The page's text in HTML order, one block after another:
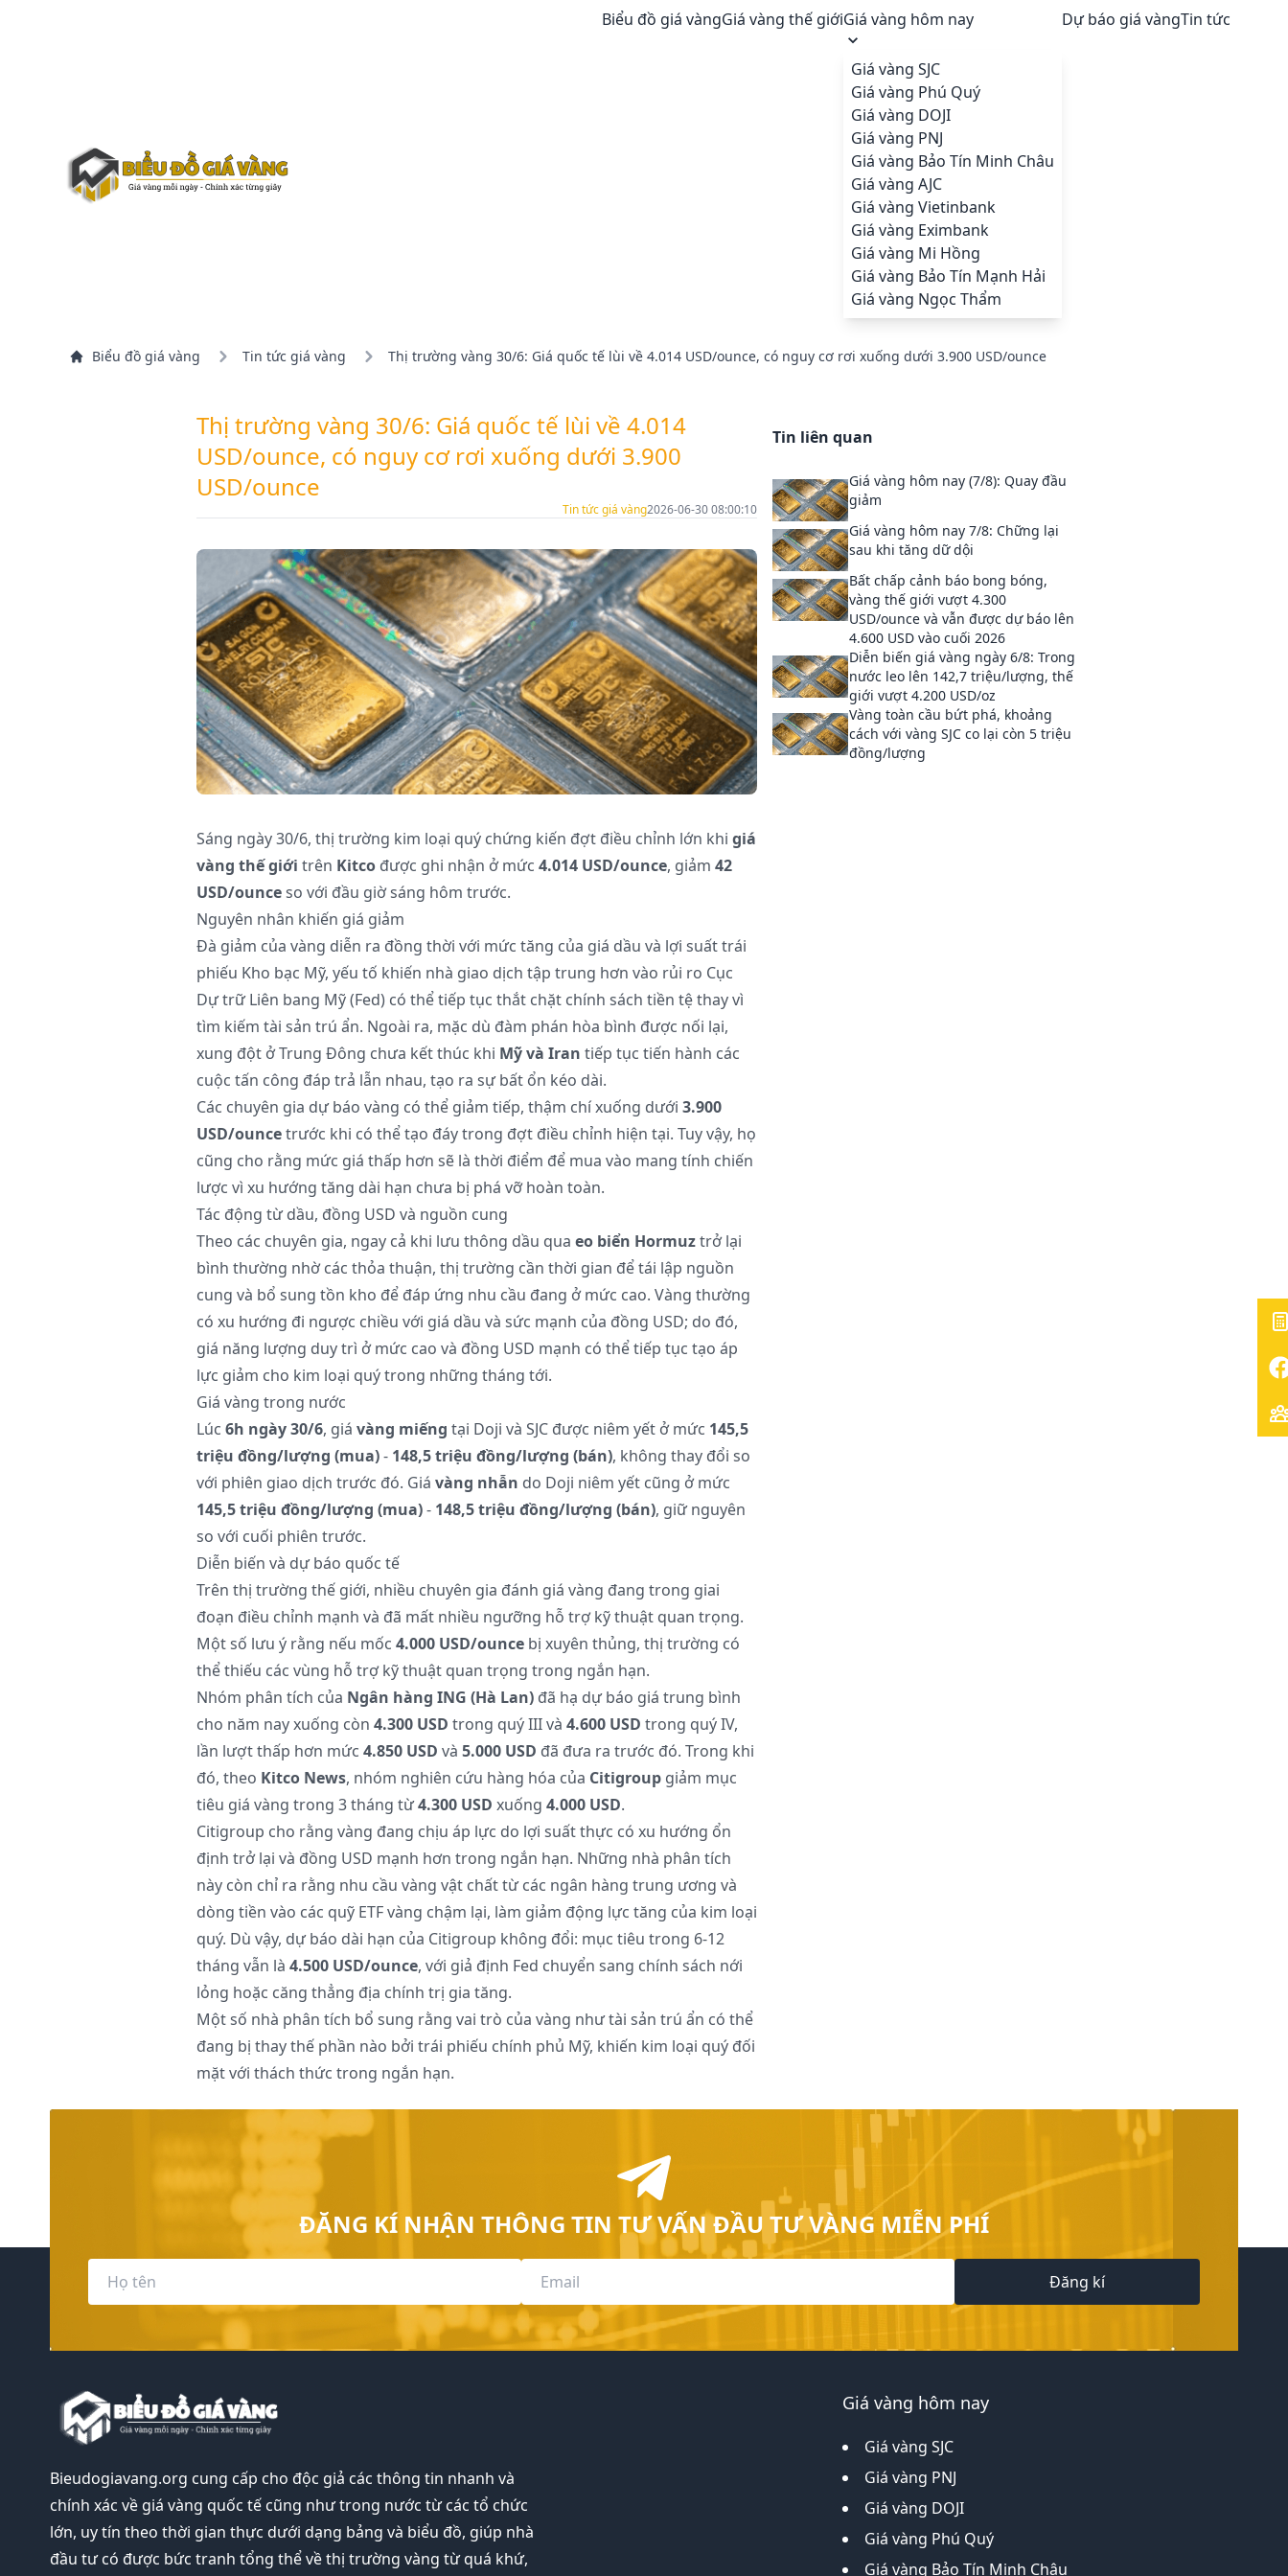
Biểu đồ giá vàngGiá vàng thế giớiGiá vàng hôm nay
Giá vàng SJC
Giá vàng Phú Quý
Giá vàng DOJI
Giá vàng PNJ
Giá vàng Bảo Tín Minh Châu
Giá vàng AJC
Giá vàng Vietinbank
Giá vàng Eximbank
Giá vàng Mi Hồng
Giá vàng Bảo Tín Mạnh Hải
Giá vàng Ngọc Thẩm
Dự báo giá vàngTin tức
Biểu đồ giá vàng Tin tức giá vàng Thị trường vàng 30/6: Giá quốc tế lùi về 4.014 USD/ounce, có nguy cơ rơi xuống dưới 3.900 USD/ounce
Thị trường vàng 30/6: Giá quốc tế lùi về 4.014
USD/ounce, có nguy cơ rơi xuống dưới 3.900
USD/ounce
Tin tức giá vàng2026-06-30 08:00:10
Sáng ngày 30/6, thị trường kim loại quý chứng kiến đợt điều chỉnh lớn khi giá
vàng thế giới trên Kitcođược ghi nhận ở mức 4.014 USD/ounce, giảm 42
USD/ounceso với đầu giờ sáng hôm trước.
Nguyên nhân khiến giá giảm
Đà giảm của vàng diễn ra đồng thời với mức tăng của giá dầu và lợi suất trái
phiếu Kho bạc Mỹ, yếu tố khiến nhà giao dịch tập trung hơn vào rủi ro Cục
Dự trữ Liên bang Mỹ (Fed) có thể tiếp tục thắt chặt chính sách tiền tệ thay vì
tìm kiếm tài sản trú ẩn. Ngoài ra, mặc dù đàm phán hòa bình được nối lại,
xung đột ở Trung Đông chưa kết thúc khi Mỹ và Iran tiếp tục tiến hành các
cuộc tấn công đáp trả lẫn nhau, tạo ra sự bất ổn kéo dài.
Các chuyên gia dự báo vàng có thể giảm tiếp, thậm chí xuống dưới 3.900
USD/ouncetrước khi có thể tạo đáy trong đợt điều chỉnh hiện tại. Tuy vậy, họ
cũng cho rằng mức giá thấp hơn sẽ là thời điểm để mua vào mang tính chiến
lược vì xu hướng tăng dài hạn chưa bị phá vỡ hoàn toàn.
Tác động từ dầu, đồng USD và nguồn cung
Theo các chuyên gia, ngay cả khi lưu thông dầu qua eo biển Hormuztrở lại
bình thường nhờ các thỏa thuận, thị trường cần thời gian để tái lập nguồn
cung và bổ sung tồn kho để đáp ứng nhu cầu đang ở mức cao. Vàng thường
có xu hướng đi ngược chiều với giá dầu và sức mạnh của đồng USD; do đó,
giá năng lượng duy trì ở mức cao và đồng USD mạnh có thể tiếp tục tạo áp
lực giảm cho kim loại quý trong những tháng tới.
Giá vàng trong nước
Lúc 6h ngày 30/6, giá vàng miếng tại Doji và SJC được niêm yết ở mức 145,5
triệu đồng/lượng (mua)- 148,5 triệu đồng/lượng (bán), không thay đổi so
với phiên giao dịch trước đó. Giá vàng nhẫn do Doji niêm yết cũng ở mức
145,5 triệu đồng/lượng (mua)- 148,5 triệu đồng/lượng (bán), giữ nguyên
so với cuối phiên trước.
Diễn biến và dự báo quốc tế
Trên thị trường thế giới, nhiều chuyên gia đánh giá vàng đang trong giai
đoạn điều chỉnh mạnh và đã mất nhiều ngưỡng hỗ trợ kỹ thuật quan trọng.
Một số lưu ý rằng nếu mốc 4.000 USD/ouncebị xuyên thủng, thị trường có
thể thiếu các vùng hỗ trợ kỹ thuật quan trọng trong ngắn hạn.
Nhóm phân tích của Ngân hàng ING (Hà Lan)đã hạ dự báo giá trung bình
cho năm nay xuống còn 4.300 USD trong quý III và 4.600 USD trong quý IV,
lần lượt thấp hơn mức 4.850 USD và 5.000 USD đã đưa ra trước đó. Trong khi
đó, theo Kitco News, nhóm nghiên cứu hàng hóa của Citigroupgiảm mục
tiêu giá vàng trong 3 tháng từ4.300 USD xuống 4.000 USD.
Citigroup cho rằng vàng đang chịu áp lực do lợi suất thực có xu hướng ổn
định trở lại và đồng USD mạnh hơn trong ngắn hạn. Những nhà phân tích
này còn chỉ ra rằng nhu cầu vàng vật chất từ các ngân hàng trung ương và
dòng tiền vào các quỹ ETF vàng chậm lại, làm giảm động lực tăng của kim loại
quý. Dù vậy, dự báo dài hạn của Citigroup không đổi: mục tiêu trong 6-12
tháng vẫn là 4.500 USD/ounce, với giả định Fed chuyển sang chính sách nới
lỏng hoặc căng thẳng địa chính trị gia tăng.
Một số nhà phân tích bổ sung rằng vai trò của vàng như tài sản trú ẩn có thể
đang bị thay thế phần nào bởi trái phiếu chính phủ Mỹ, khiến kim loại quý đối
mặt với thách thức trong ngắn hạn.
Tin liên quan
Giá vàng hôm nay (7/8): Quay đầu
giảm
Giá vàng hôm nay 7/8: Chững lại
sau khi tăng dữ dội
Bất chấp cảnh báo bong bóng,
vàng thế giới vượt 4.300
USD/ounce và vẫn được dự báo lên
4.600 USD vào cuối 2026
Diễn biến giá vàng ngày 6/8: Trong
nước leo lên 142,7 triệu/lượng, thế
giới vượt 4.200 USD/oz
Vàng toàn cầu bứt phá, khoảng
cách với vàng SJC co lại còn 5 triệu
đồng/lượng
ĐĂNG KÍ NHẬN THÔNG TIN TƯ VẤN ĐẦU TƯ VÀNG MIỄN PHÍ
Đăng kí
Bieudogiavang.org cung cấp cho độc giả các thông tin nhanh và
chính xác về giá vàng quốc tế cũng như trong nước từ các tổ chức
lớn, uy tín theo thời gian thực dưới dạng bảng và biểu đồ, giúp nhà
đầu tư có được bức tranh tổng thể về thị trường vàng từ quá khứ,
Giá vàng hôm nay
Giá vàng SJC
Giá vàng PNJ
Giá vàng DOJI
Giá vàng Phú Quý
Giá vàng Bảo Tín Minh Châu